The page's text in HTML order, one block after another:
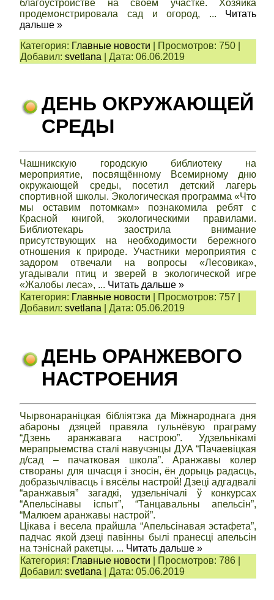
благоустройстве на своём участке. Хозяйка
продемонстрировала сад и огород, ... Читать
дальше »
Категория: Главные новости Просмотров: 750
Добавил: svetlana |Дата: 06.06.2019
ДЕНЬ ОКРУЖАЮЩЕЙ
СРЕДЫ
Чашникскую городскую библиотеку на
мероприятие, посвящённому Всемирному дню
окружающей среды, посетил детский лагерь
спортивной школы. Экологическая программа «Что
мы оставим потомкам» познакомила ребят с
Красной книгой, экологическими правилами.
Библиотекарь заострила внимание
присутствующих на необходимости бережного
отношения к природе. Участники мероприятия с
задором отвечали на вопросы «Лесовика»,
угадывали птиц и зверей в экологической игре
«Жалобы леса», ... Читать дальше »
Категория: Главные новости Просмотров: 757
Добавил: svetlana |Дата: 05.06.2019
ДЕНЬ ОРАНЖЕВОГО
НАСТРОЕНИЯ
Чырвонараніцкая бібліятэка да Міжнароднага дня
абароны дзяцей правяла гульнёвую праграму
“Дзень аранжавага настрою”. Удзельнікамі
мерапрыемства сталі навучэнцы ДУА “Пачаевіцкая
д/сад – пачатковая школа”. Аранжавы колер
створаны для шчасця і зносін, ён дорыць радасць,
добразычлівасць і вясёлы настрой! Дзеці адгадвалі
“аранжавыя” загадкі, удзельнічалі ў конкурсах
“Апельсінавы іспыт”, “Танцавальны апельсін”,
“Малюем аранжавы настрой”.
Цікава і весела прайшла “Апельсінавая эстафета”,
падчас якой дзеці павінны былі пранесці апельсін
на тэніснай ракетцы. ... Читать дальше »
Категория: Главные новости Просмотров: 786
Добавил: svetlana |Дата: 05.06.2019